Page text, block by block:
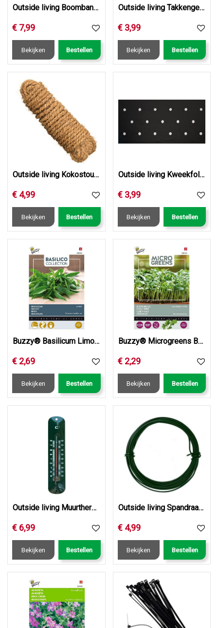
Outside living Boomband rattenstaartsl. l60cm 2st
€ 7,99
Bekijken Bestellen
Outside living Takkengeleiders metaal d10mm 10st
€ 3,99
Bekijken Bestellen
Outside living Kokostouw l15m
€ 4,99
Bekijken Bestellen
Outside living Kweekfolie voor sla zwart b0.95l5m
€ 3,99
Bekijken Bestellen
Buzzy® Basilicum Limone
€ 2,69
Bekijken Bestellen
Buzzy® Microgreens Boerenkool
€ 2,29
Bekijken Bestellen
Outside living Muurthermometer metaal groen h30cm
€ 6,99
Bekijken Bestellen
Outside living Spandraad geplastificeerd d3mm l10m
€ 4,99
Bekijken Bestellen